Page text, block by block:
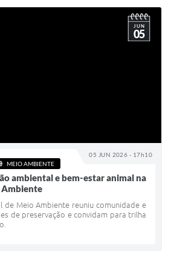
05 JUN 2026 - 17h10
JUN
05
MEIO AMBIENTE
ambiental e bem-estar animal na
Ambiente
de Meio Ambiente reuniu comunidade e
de preservação e convidam para trilha